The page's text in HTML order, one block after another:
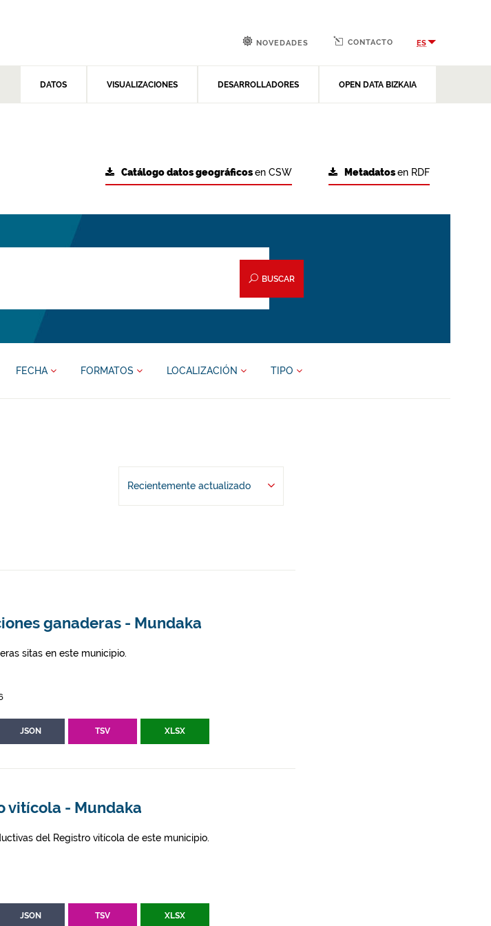
DATOS VISUALIZACIONES DESARROLLADORES OPEN DATA BIZKAIA
NOVEDADES CONTACTO ES
Metadatosen RDF
Catálogo datos geográficosen CSW
BUSCAR
FECHA FORMATOS LOCALIZACIÓN TIPO
Recientemente actualizado
ganaderas - Mundaka
sitas en este municipio.
JSON TSV XLSX
vitícola - Mundaka
del Registro vitícola de este municipio.
JSON TSV XLSX